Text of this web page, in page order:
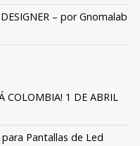
– por Gnomalab
COLOMBIA! 1 DE ABRIL
Pantallas de Led